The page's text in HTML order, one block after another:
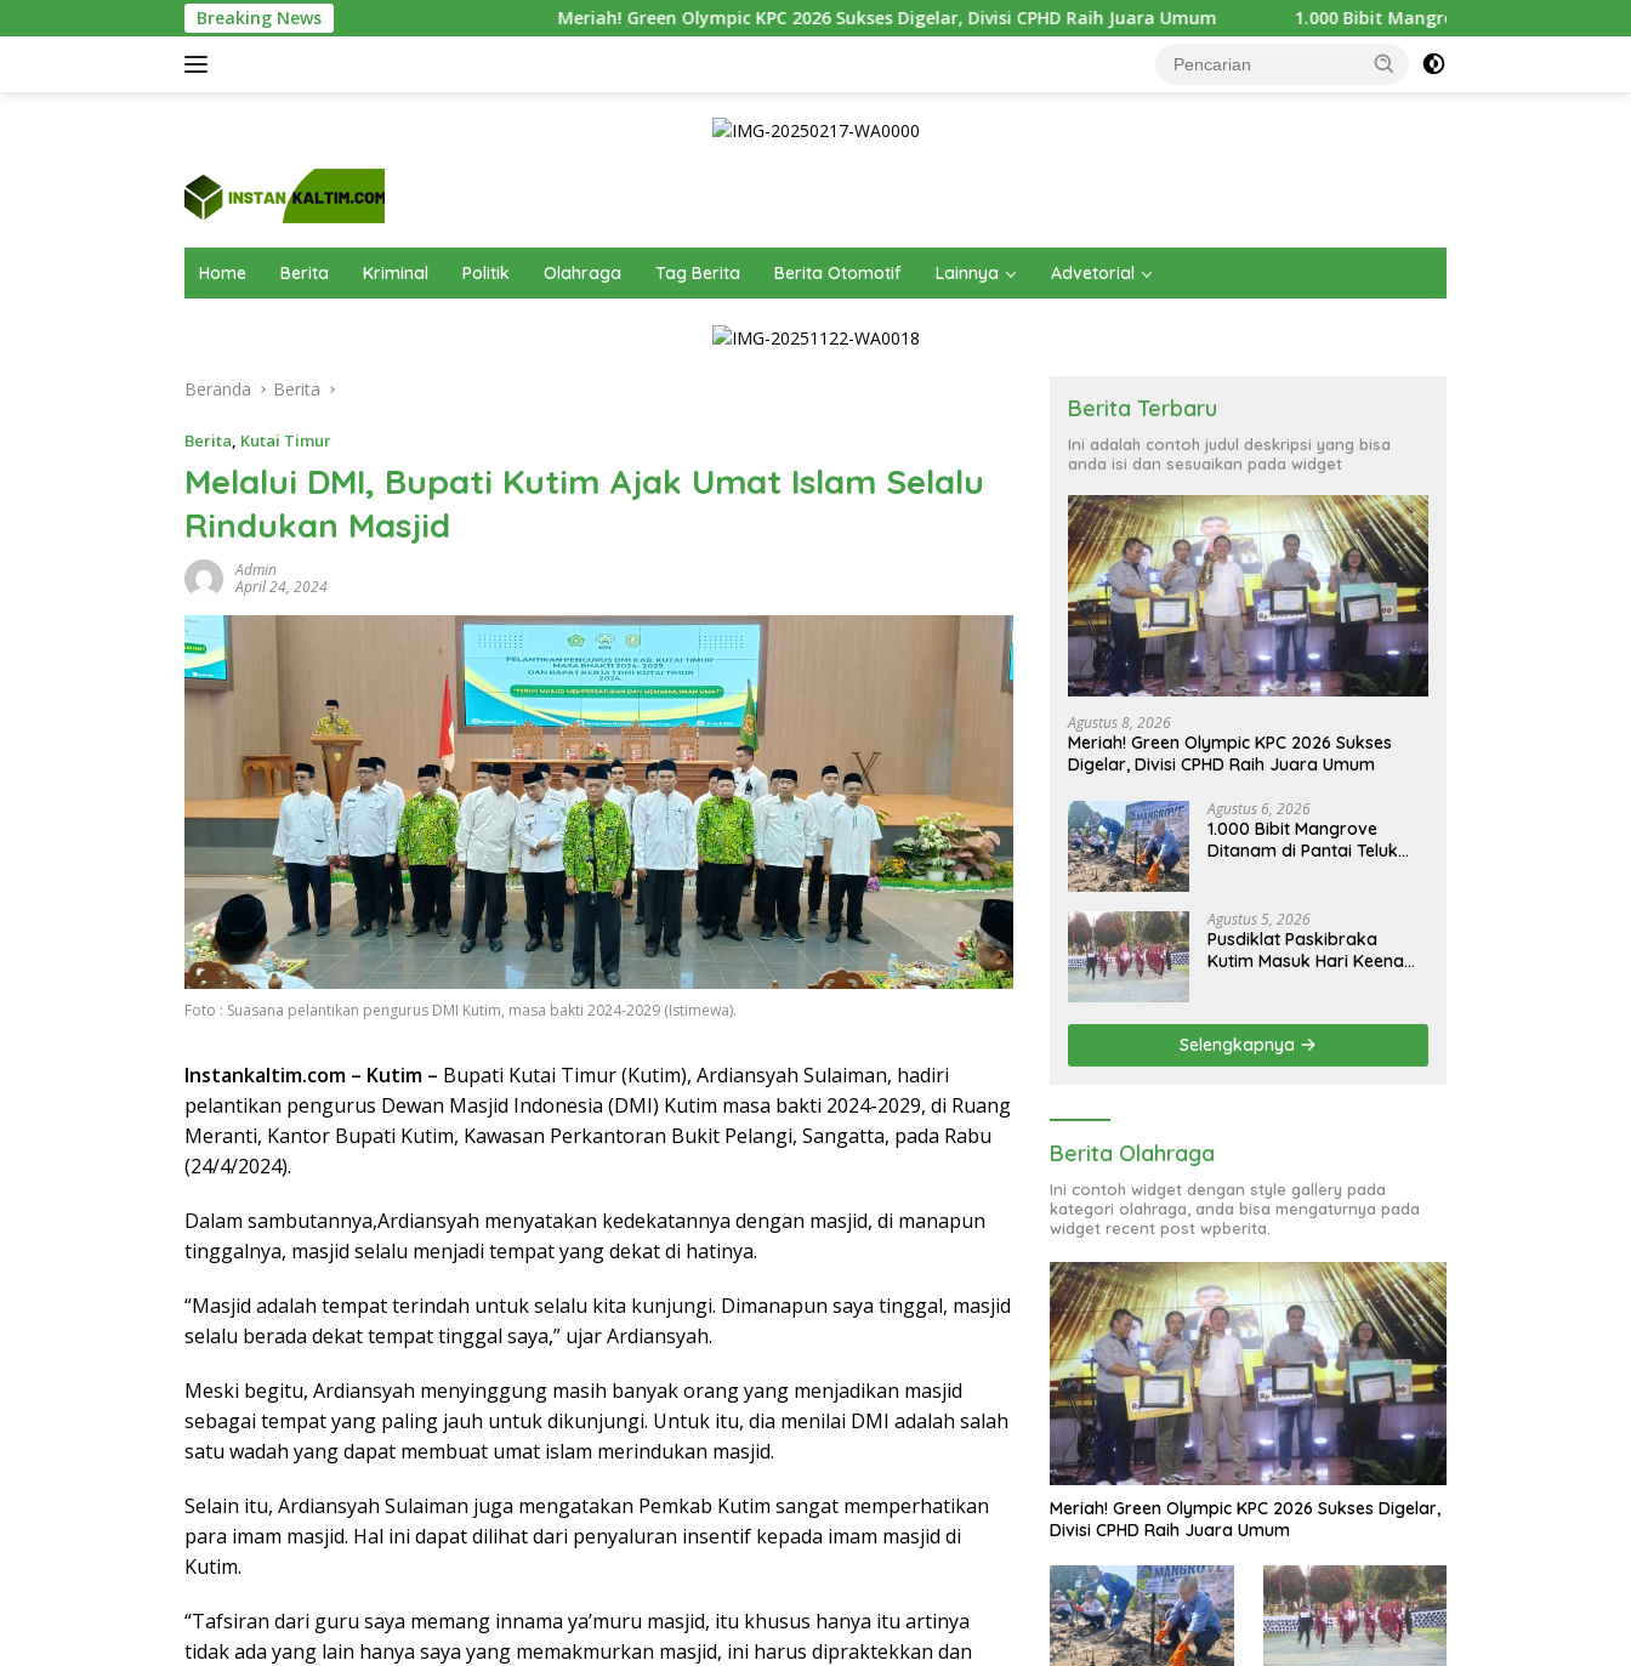
ke
Breaking News Meriah! Green Olympic KPC 2026 Sukses Digelar, Divisi CPHD Raih Juara Umum 1.000 Bibit Mangrove Ditanam di Pantai Teluk Lingga Kutim,
Home Berita Kriminal Politik Olahraga Tag Berita Berita Otomotif Lainnya Advetorial
Beranda Berita
Berita Kutai Timur
Melalui DMI, Bupati Kutim Ajak Umat Islam Selalu
Rindukan Masjid
Admin
April 24, 2024
Foto : Suasana pelantikan pengurus DMI Kutim, masa bakti 2024-2029 (Istimewa).
Instankaltim.com – Kutim – Bupati Kutai Timur (Kutim), Ardiansyah Sulaiman, hadiri
pelantikan pengurus Dewan Masjid Indonesia (DMI) Kutim masa bakti 2024-2029, di Ruang
Meranti, Kantor Bupati Kutim, Kawasan Perkantoran Bukit Pelangi, Sangatta, pada Rabu
(24/4/2024).
Dalam sambutannya,Ardiansyah menyatakan kedekatannya dengan masjid, di manapun
tinggalnya, masjid selalu menjadi tempat yang dekat di hatinya.
“Masjid adalah tempat terindah untuk selalu kita kunjungi. Dimanapun saya tinggal, masjid
selalu berada dekat tempat tinggal saya,” ujar Ardiansyah.
Meski begitu, Ardiansyah menyinggung masih banyak orang yang menjadikan masjid
sebagai tempat yang paling jauh untuk dikunjungi. Untuk itu, dia menilai DMI adalah salah
satu wadah yang dapat membuat umat islam merindukan masjid.
Selain itu, Ardiansyah Sulaiman juga mengatakan Pemkab Kutim sangat memperhatikan
para imam masjid. Hal ini dapat dilihat dari penyaluran insentif kepada imam masjid di
Kutim.
“Tafsiran dari guru saya memang innama ya’muru masjid, itu khusus hanya itu artinya
tidak ada yang lain hanya saya yang memakmurkan masjid, ini harus dipraktekkan dan
Berita Terbaru
Ini adalah contoh judul deskripsi yang bisa
anda isi dan sesuaikan pada widget
Agustus 8, 2026
Meriah! Green Olympic KPC 2026 Sukses
Digelar, Divisi CPHD Raih Juara Umum
Agustus 6, 2026
1.000 Bibit Mangrove
Ditanam di Pantai Teluk
Agustus 5, 2026
Pusdiklat Paskibraka
Kutim Masuk Hari Keenam,
Selengkapnya
Berita Olahraga
Ini contoh widget dengan style gallery pada
kategori olahraga, anda bisa mengaturnya pada
widget recent post wpberita.
Meriah! Green Olympic KPC 2026 Sukses Digelar,
Divisi CPHD Raih Juara Umum